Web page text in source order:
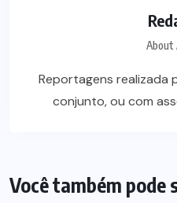
About
Reportagens realizada
conjunto, ou com
Você também pode